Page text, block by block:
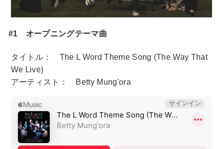
#1 オープニングテーマ曲
タイトル： The L Word Theme Song (The Way That
We Live)
アーティスト： Betty Mung'ora